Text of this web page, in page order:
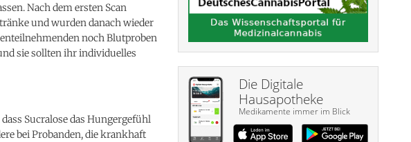
Nach dem ersten Scan
und wurden danach wieder
noch Blutproben
sie sollten ihr individuelles
Sucralose das Hungergefühl
bei Probanden, die krankhaft
Die Digitale
Hausapotheke
Medikamente immer im Blick